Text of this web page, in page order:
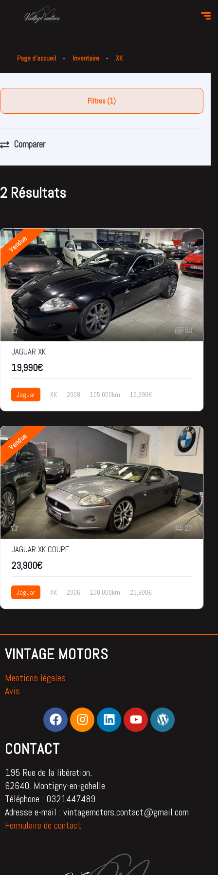
Page d'accueil Inventaire XK
Filtres (1)
Comparer
2 Résultats
Vendue
50
JAGUAR XK
19,990€
Jaguar XK 2008 105.000km 19,990€
Vendue
27
JAGUAR XK COUPE
23,900€
Jaguar XK 2006 130.000km 23,900€
VINTAGE MOTORS
Mentions légales
Avis
CONTACT
195 Rue de la libération.
62640, Montigny-en-gohelle
Téléphone : 0321447489
Adresse e-mail : vintagemotors.contact@gmail.com
Formulaire de contact